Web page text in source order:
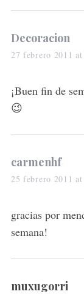
s
a
s
:
Decoracion
27 febrero 2011
¡Buen fin de
😉
s
a
s
:
carmenhf
25 febrero 2011 at
gracias por
semana!
s
muxugorri